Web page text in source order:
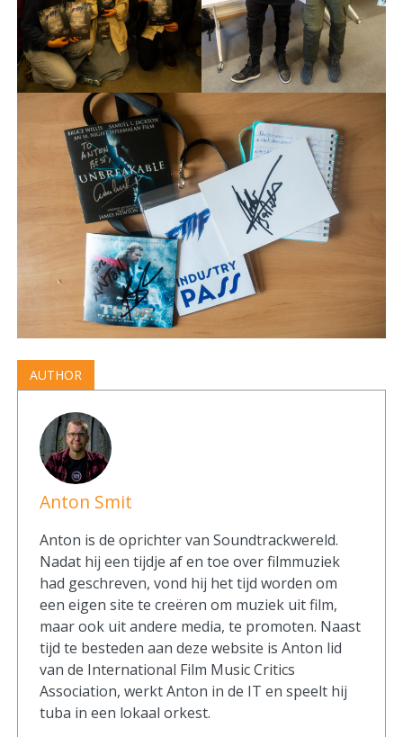
AUTHOR
Anton Smit
Anton is de oprichter van Soundtrackwereld.
Nadat hij een tijdje af en toe over filmmuziek
had geschreven, vond hij het tijd worden om
een eigen site te creëren om muziek uit film,
maar ook uit andere media, te promoten. Naast
tijd te besteden aan deze website is Anton lid
van de International Film Music Critics
Association, werkt Anton in de IT en speelt hij
tuba in een lokaal orkest.